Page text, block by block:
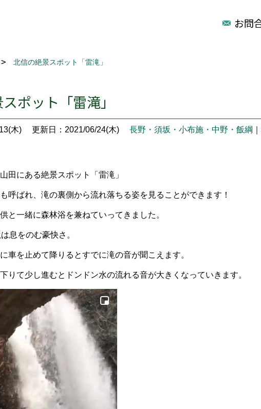
お問
北信の絶景スポット「雷滝」
ポット「雷滝」
木) 更新日：2021/06/24(木) 長野・須坂・小布施・中野・飯綱
田にある絶景スポット「雷滝」
呼ばれ、滝の裏側から流れ落ちる姿を見ることができます！
と一緒に森林浴を兼ねていってきました。
息をのむ豪快さ。
車を止めて降りるとすでに滝の音が聞こえます。
りて少し進むとドンドン水の流れる音が大きくなっていきます。